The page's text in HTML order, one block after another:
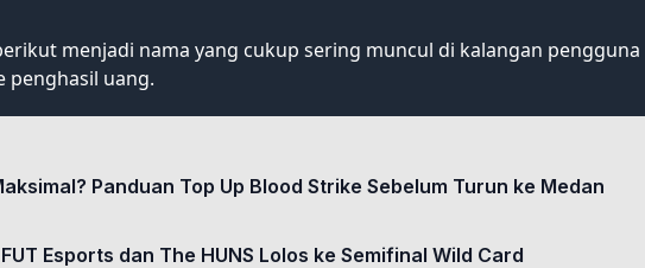
menjadi nama yang cukup sering muncul di kalangan pengguna
penghasil uang.
Panduan Top Up Blood Strike Sebelum Turun ke Medan
Esports dan The HUNS Lolos ke Semifinal Wild Card